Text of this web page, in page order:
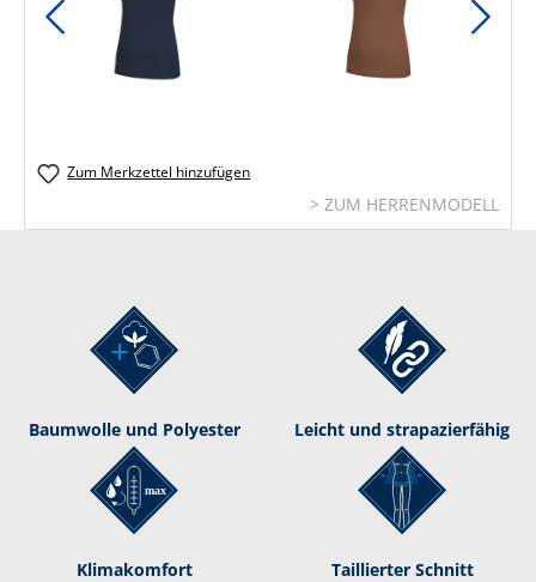
Zum Merkzettel hinzufügen
> ZUM HERRENMODELL
Baumwolle und Polyester Leicht und strapazierfähig
Klimakomfort Taillierter Schnitt